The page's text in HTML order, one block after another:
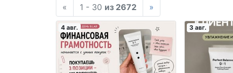
« 1 - 30 из 2672 »
4 авг. 3 авг.